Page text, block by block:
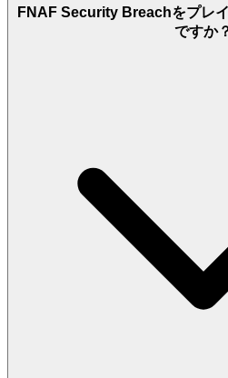
れます。
これが機能する理由は次のとお
ーリングとアニマトロニクスの
主要な目標の達成
に
よくあります。バッテリーが少
テーションを探すのを待つと、
設計しました。感情的なメリッ
い、瞬時の満足感です。その証拠
2. 正直な楽しみ：ゼロプレ
真のホスピタリティとは、隠れ
ルなしに体験を提供することで
構築された関係を提供し、あな
は、複雑な支払い壁を乗り越え
ることだけです。感情的なメリ
あなたの存在を本当に価値のあ
FNAF Security Breachをプレ
ですか